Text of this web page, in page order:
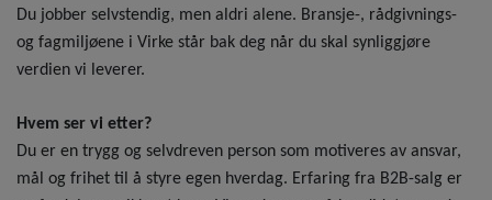
Du jobber selvstendig, men aldri alene. Bransje-, rådgivnings-
og fagmiljøene i Virke står bak deg når du skal synliggjøre
verdien vi leverer.
Hvem ser vi etter?
Du er en trygg og selvdreven person som motiveres av ansvar,
mål og frihet til å styre egen hverdag. Erfaring fra B2B-salg er